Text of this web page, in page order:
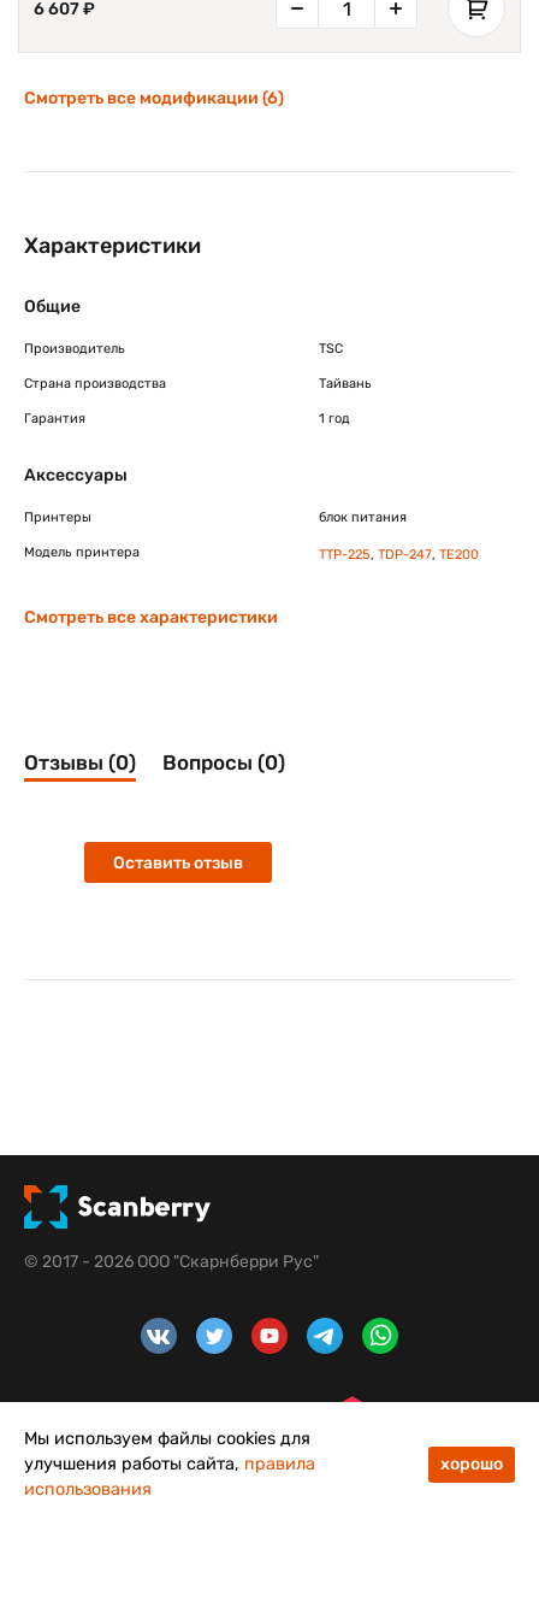
6 607 ₽
Смотреть все модификации (6)
Характеристики
Общие
Производитель TSC
Страна производства Тайвань
Гарантия 1 год
Аксессуары
Принтеры блок питания
Модель принтера TTP-225, TDP-247, TE200
Смотреть все характеристики
Отзывы (0) Вопросы (0)
Оставить отзыв
© 2017 - 2026 ООО "Скарнберри Рус"
48
Мы используем файлы cookies для
улучшения работы сайта, правила
использования
хорошо